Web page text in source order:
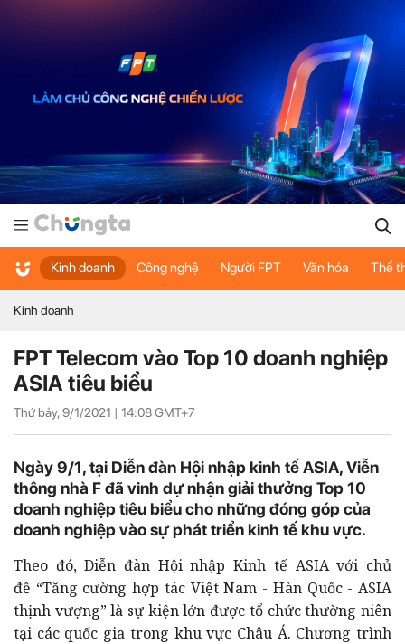
Kinh doanh Công nghệ Người FPT Văn hóa Thể
Kinh doanh
FPT Telecom vào Top 10 doanh nghiệp
ASIA tiêu biểu
Thứ bảy, 9/1/2021 | 14:08GMT+7
Ngày 9/1, tại Diễn đàn Hội nhập kinh tế ASIA, Viễn
thông nhà F đã vinh dự nhận giải thưởng Top 10
doanh nghiệp tiêu biểu cho những đóng góp của
doanh nghiệp vào sự phát triển kinh tế khu vực.
Theo đó, Diễn đàn Hội nhập Kinh tế ASIA với chủ
đề “Tăng cường hợp tác Việt Nam - Hàn Quốc - ASIA
thịnh vượng” là sự kiện lớn được tổ chức thường niên
tại các quốc gia trong khu vực Châu Á. Chương trình